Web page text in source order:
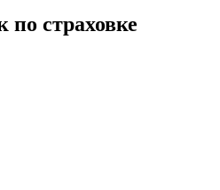
по страховке